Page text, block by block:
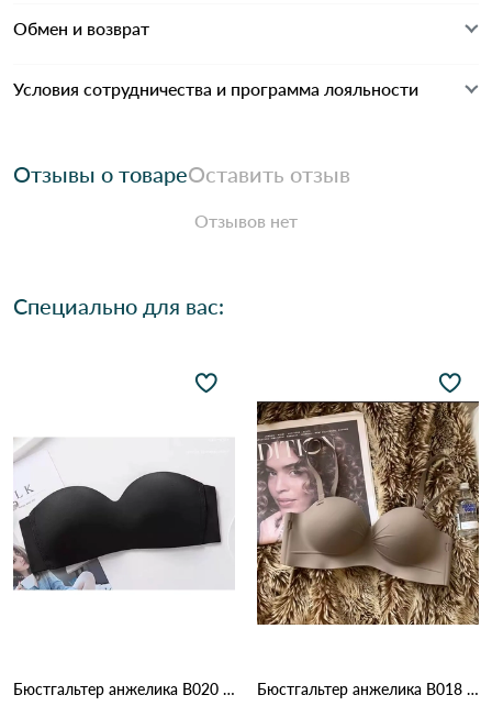
Обмен и возврат
Условия сотрудничества и программа лояльности
Отзывы о товареОставить отзыв
Отзывов нет
Специально для вас:
Бюстгальтер анжелика B020 Черный Бюстгальтер анжелика B018 Кофейный